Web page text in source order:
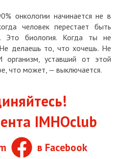
онкологии начинается не в
человек перестает быть
Это биология. Когда ты не
делаешь то, что хочешь. Не
уставший от этой
что может, — выключается.
IMHOclub
в Facebook